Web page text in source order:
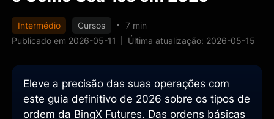
Intermédio Cursos
7 min
Publicado em 2026-05-11
Última atualização: 2026-05-15
Eleve a precisão das suas operações com
este guia definitivo de 2026 sobre os tipos de
ordem da BingX Futures. Das ordens básicas